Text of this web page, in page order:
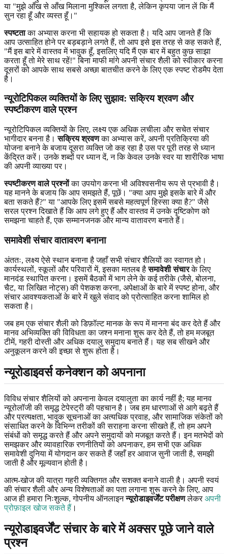
या "मुझे आँख से आँख मिलाना मुश्किल लगता है, लेकिन कृपया जान लें कि मैं
सुन रहा हूँ और व्यस्त हूँ।"
स्पष्टताका अभ्यास करना भी सहायक हो सकता है। यदि आप जानते हैं कि
आप उत्साहित होने पर बड़बड़ाने लगते हैं, तो आप इसे इस तरह से कह सकते हैं,
"मैं इस बारे में वास्तव में भावुक हूँ, इसलिए यदि मैं एक बार में बहुत कुछ साझा
करता हूँ तो मेरे साथ रहें!" बिना माफी मांगे अपनी संचार शैली को स्वीकार करना
दूसरों को आपके साथ सबसे अच्छा बातचीत करने के लिए एक स्पष्ट रोडमैप देता
है।
न्यूरोटिपिकल व्यक्तियों के लिए सुझाव: सक्रिय श्रवण और
स्पष्टीकरण वाले प्रश्न
न्यूरोटिपिकल व्यक्तियों के लिए, लक्ष्य एक अधिक लचीला और सचेत संचार
भागीदार बनना है।सक्रिय श्रवणका अभ्यास करें, अपनी प्रतिक्रिया की
योजना बनाने के बजाय दूसरा व्यक्ति जो कह रहा है उस पर पूरी तरह से ध्यान
केंद्रित करें। उनके शब्दों पर ध्यान दें, न कि केवल उनके स्वर या शारीरिक भाषा
की अपनी व्याख्या पर।
स्पष्टीकरण वाले प्रश्नोंका उपयोग करना भी अविश्वसनीय रूप से प्रभावी है।
यह मानने के बजाय कि आप समझते हैं, पूछें। "क्या आप मुझे इसके बारे में और
बता सकते हैं?" या "आपके लिए इसमें सबसे महत्वपूर्ण हिस्सा क्या है?" जैसे
सरल प्रश्न दिखाते हैं कि आप लगे हुए हैं और वास्तव में उनके दृष्टिकोण को
समझना चाहते हैं, एक सम्मानजनक और मान्य वातावरण बनाते हैं।
समावेशी संचार वातावरण बनाना
अंततः, लक्ष्य ऐसे स्थान बनाना है जहाँ सभी संचार शैलियों का स्वागत हो।
कार्यस्थलों, स्कूलों और परिवारों में, इसका मतलब हैसमावेशी संचारके लिए
मानदंड स्थापित करना। इसमें बैठकों में भाग लेने के कई तरीके (जैसे, बोलना,
चैट, या लिखित नोट्स) की पेशकश करना, अपेक्षाओं के बारे में स्पष्ट होना, और
संचार आवश्यकताओं के बारे में खुले संवाद को प्रोत्साहित करना शामिल हो
सकता है।
जब हम एक संचार शैली को डिफ़ॉल्ट मानक के रूप में मानना बंद कर देते हैं और
मानव अभिव्यक्ति की विविधता का जश्न मनाना शुरू कर देते हैं, तो हम मजबूत
टीमें, गहरी दोस्ती और अधिक दयालु समुदाय बनाते हैं। यह सब सीखने और
अनुकूलन करने की इच्छा से शुरू होता है।
न्यूरोडाइवर्स कनेक्शन को अपनाना
विविध संचार शैलियों को अपनाना केवल दयालुता का कार्य नहीं है; यह मानव
न्यूरोलॉजी की समृद्ध टेपेस्ट्री की पहचान है। जब हम धारणाओं से आगे बढ़ते हैं
और प्रत्यक्षता, भावुक सूचनाओं का अत्यधिक प्रवाह, और सामाजिक संकेतों को
संसाधित करने के विभिन्न तरीकों की सराहना करना सीखते हैं, तो हम अपने
संबंधों को समृद्ध करते हैं और अपने समुदायों को मजबूत करते हैं। इन मतभेदों को
समझकर और व्यावहारिक रणनीतियों को अपनाकर, हम सभी एक अधिक
समावेशी दुनिया में योगदान कर सकते हैं जहाँ हर आवाज सुनी जाती है, समझी
जाती है और मूल्यवान होती है।
आत्म-खोज की यात्रा गहरी व्यक्तिगत और सशक्त बनाने वाली है। अपनी स्वयं
की संचार शैली और अन्य विशेषताओं का पता लगाना शुरू करने के लिए, आप
आज ही हमारा निःशुल्क, गोपनीय ऑनलाइनन्यूरोडाइवर्जेंट परीक्षणलेकरअपनी
प्रोफ़ाइल खोज सकते हैं ।
न्यूरोडाइवर्जेंट संचार के बारे में अक्सर पूछे जाने वाले
प्रश्न